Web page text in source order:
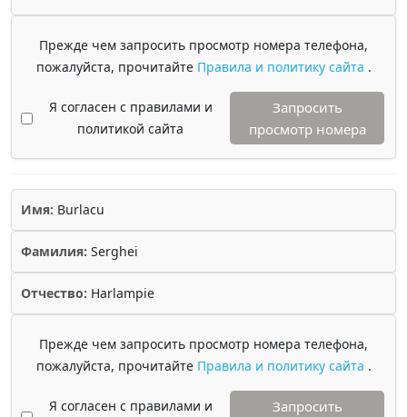
Прежде чем запросить просмотр номера телефона,
пожалуйста, прочитайте Правила и политику сайта .
Я согласен с правилами и
политикой сайта
Запросить
просмотр номера
Имя: Burlacu
Фамилия: Serghei
Отчество: Harlampie
Прежде чем запросить просмотр номера телефона,
пожалуйста, прочитайте Правила и политику сайта .
Я согласен с правилами и
Запросить